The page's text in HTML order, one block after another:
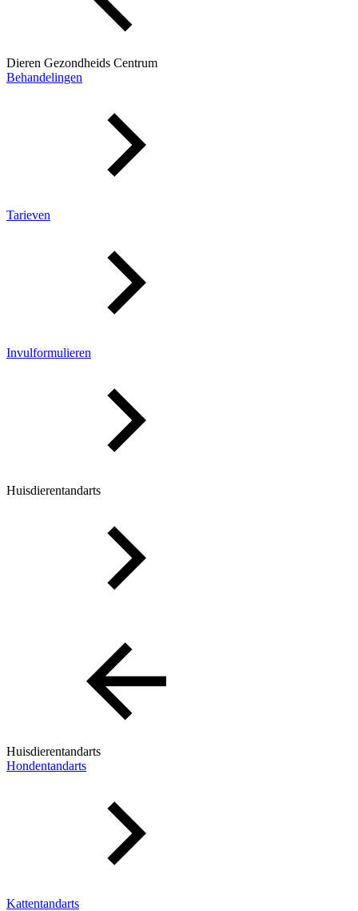
Dieren Gezondheids Centrum
Behandelingen
Tarieven
Invulformulieren
Huisdierentandarts
Huisdierentandarts
Hondentandarts
Kattentandarts